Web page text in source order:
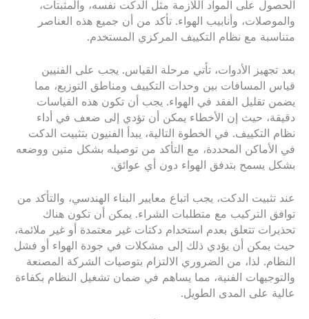
الحصول على المواد اللازمة مثل الدكت نفسه، والمثبتات،
والموصلات، وأنابيب الهواء. تأكد من أن جميع هذه العناصر
متناسبة مع نظام التكييف المركزي المستخدم.
بعد تجهيز الأدوات، تأتي مرحلة القياس. يجب على الفنيين
قياس المسافات بين وحدات التكييف ومناطق التوزيع، مما
يضمن تقليل الفقد في الهواء. يجب أن تكون هذه القياسات
دقيقة، حيث إن الأخطاء يمكن أن تؤدي إلى ضعف في أداء
نظام التكييف. في الخطوة التالية، يبدأ الفنيون بتثبيت الدكت
في الأماكن المحددة، مع التأكد من توصيله بشكل متين ووضعه
بشكل يسمح بتدفق الهواء دون أي عوائق.
عند تثبيت الدكت، يجب اتباع معايير البناء الهندسي، والتأكد من
توافق التركيب مع متطلبات الشراء. يمكن أن تكون هناك
تحذيرات تتعلق بعدم استخدام دكتات غير معتمدة أو غير ملائمة،
حيث يمكن أن يؤدي ذلك إلى مشكلات في جودة الهواء أو فشل
النظام. لذا، من الضروري الالتزام بتوصيات الشركة المصنعة
والتوجيهات الفنية، مما يساهم في ضمان تشغيل النظام بكفاءة
عالية على المدى الطويل.